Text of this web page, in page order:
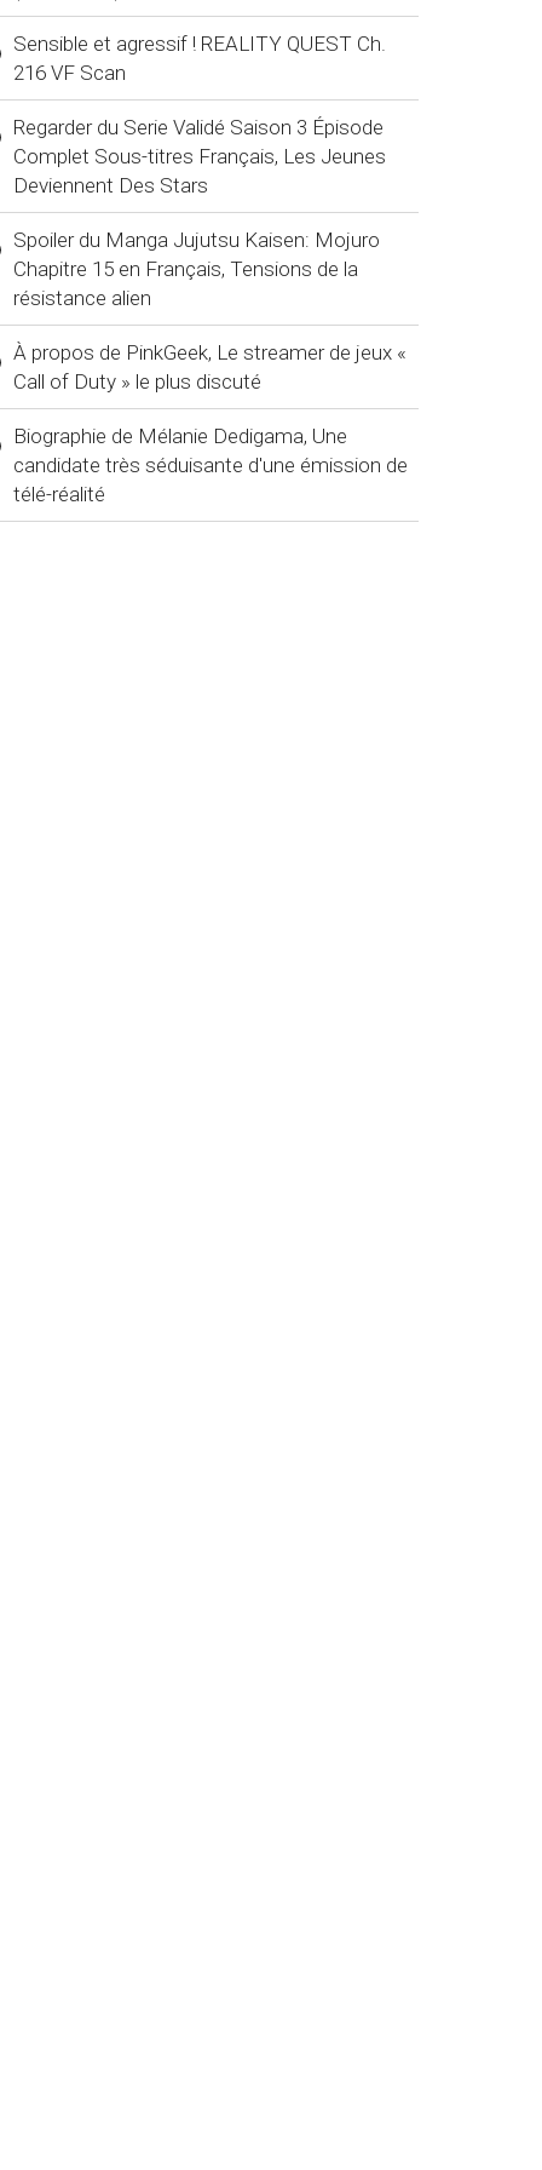
Sensible et agressif ! REALITY QUEST Ch.
216 VF Scan
Regarder du Serie Validé Saison 3 Épisode
Complet Sous-titres Français, Les Jeunes
Deviennent Des Stars
Spoiler du Manga Jujutsu Kaisen: Mojuro
Chapitre 15 en Français, Tensions de la
résistance alien
À propos de PinkGeek, Le streamer de jeux «
Call of Duty » le plus discuté
Biographie de Mélanie Dedigama, Une
candidate très séduisante d'une émission de
télé-réalité